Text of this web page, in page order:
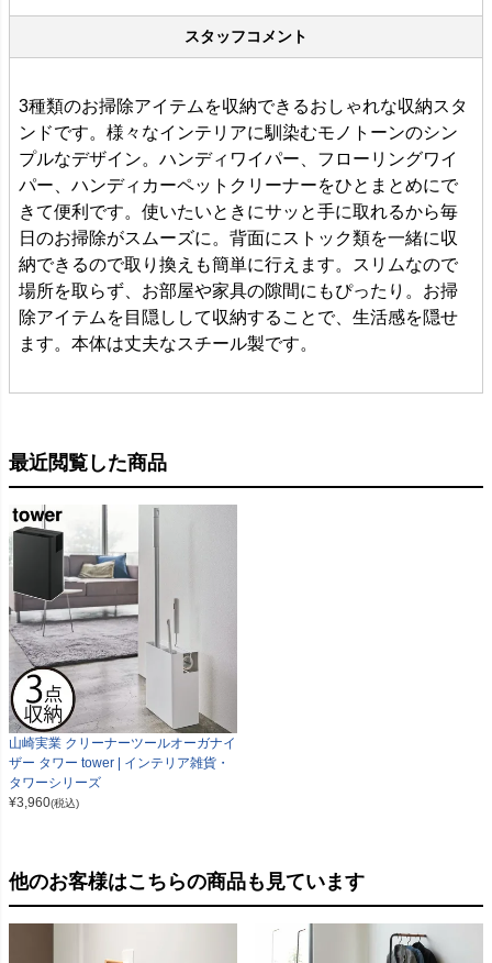
スタッフコメント
3種類のお掃除アイテムを収納できるおしゃれな収納スタ
ンドです。様々なインテリアに馴染むモノトーンのシン
プルなデザイン。ハンディワイパー、フローリングワイ
パー、ハンディカーペットクリーナーをひとまとめにで
きて便利です。使いたいときにサッと手に取れるから毎
日のお掃除がスムーズに。背面にストック類を一緒に収
納できるので取り換えも簡単に行えます。スリムなので
場所を取らず、お部屋や家具の隙間にもぴったり。お掃
除アイテムを目隠しして収納することで、生活感を隠せ
ます。本体は丈夫なスチール製です。
最近閲覧した商品
山崎実業 クリーナーツールオーガナイ
ザー タワー tower | インテリア雑貨・
タワーシリーズ
¥3,960(税込)
他のお客様はこちらの商品も見ています